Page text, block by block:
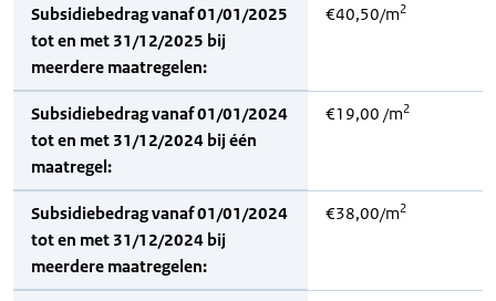
Subsidiebedrag vanaf 01/01/2025
tot en met 31/12/2025 bij
meerdere maatregelen:
€40,50/m2
Subsidiebedrag vanaf 01/01/2024
tot en met 31/12/2024 bij één
maatregel:
€19,00 /m2
Subsidiebedrag vanaf 01/01/2024
tot en met 31/12/2024 bij
meerdere maatregelen:
€38,00/m2